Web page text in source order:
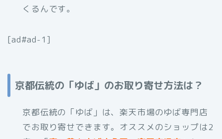
くるんです。
[ad#ad-1]
京都伝統の「ゆば」のお取り寄せ方法は？
京都伝統の「ゆば」は、楽天市場のゆば専門店
でお取り寄せできます。オススメのショップは2